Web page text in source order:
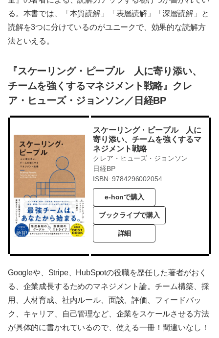
る。本書では、「本質読解」「表層読解」「深層読解」と
読解を3つに分けているのがユニークで、効果的な読解方
法といえる。
『スケーリング・ピープル 人に寄り添い、
チームを強くするマネジメント戦略』クレ
ア・ヒューズ・ジョンソン／日経BP
スケーリング・ピープル 人に
寄り添い、チームを強くするマ
ネジメント戦略
クレア・ヒューズ・ジョンソン
日経BP
ISBN: 9784296002054
e-honで購入
ブックライブで購入
詳細
Googleや、Stripe、HubSpotの役職を歴任した著者がおく
る、企業成長するためのマネジメント論。チーム構築、採
用、人材育成、社内ルール、面談、評価、フィードバッ
ク、キャリア、自己管理など、企業をスケールさせる方法
が具体的に書かれているので、使える一冊！間違いなし！